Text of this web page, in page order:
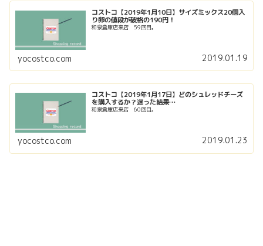
コストコ【2019年1月10日】サイズミックス20個入
り卵の値段が破格の190円！
和泉倉庫店来店 59回目。
yocostco.com 2019.01.19
コストコ【2019年1月17日】どのシュレッドチーズ
を購入するか？迷った結果…
和泉倉庫店来店 60回目。
yocostco.com 2019.01.23